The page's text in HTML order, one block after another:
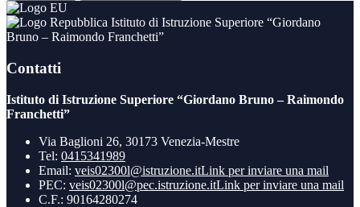
Istituto di Istruzione Superiore “Giordano
Bruno – Raimondo Franchetti”
Contatti
Istituto di Istruzione Superiore “Giordano Bruno – Raimondo
Franchetti”
Via Baglioni 26, 30173 Venezia-Mestre
Tel: 0415341989
Email: veis02300l@istruzione.itLink per inviare una mail
PEC: veis02300l@pec.istruzione.itLink per inviare una mail
C.F.: 90164280274